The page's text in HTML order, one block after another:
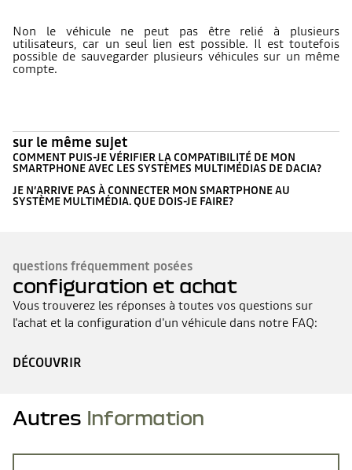
Non le véhicule ne peut pas être relié à plusieurs
utilisateurs, car un seul lien est possible. Il est toutefois
possible de sauvegarder plusieurs véhicules sur un même
compte.
sur le même sujet
COMMENT PUIS-JE VÉRIFIER LA COMPATIBILITÉ DE MON
SMARTPHONE AVEC LES SYSTÈMES MULTIMÉDIAS DE DACIA?
JE N’ARRIVE PAS À CONNECTER MON SMARTPHONE AU
SYSTÈME MULTIMÉDIA. QUE DOIS-JE FAIRE?
questions fréquemment posées
configuration et achat
Vous trouverez les réponses à toutes vos questions sur
l'achat et la configuration d'un véhicule dans notre FAQ:
DÉCOUVRIR
Autres Information